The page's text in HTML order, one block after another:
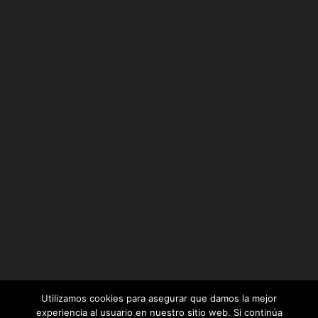
Utilizamos cookies para asegurar que damos la mejor
experiencia al usuario en nuestro sitio web. Si continúa